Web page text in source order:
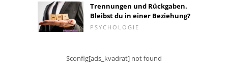
Trennungen und Rückgaben.
Bleibst du in einer Beziehung?
PSYCHOLOGIE
$config[ads_kvadrat] not found